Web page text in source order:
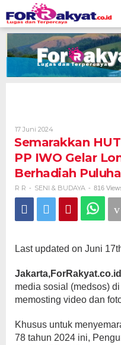
to
content
17 Juni 2024Oleh
R
Semarakkan
PP IWO Gelar
Berhadiah
R R - SENI & BUDAYA - 816
Last updated on Juni
media sosial (medsos)
memosting video dan
Khusus untuk
78 tahun 2024 ini,